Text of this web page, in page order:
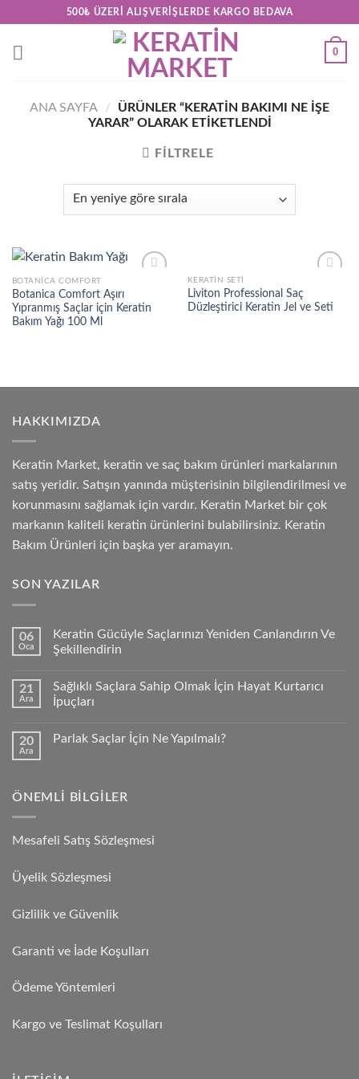
content
500₺ ÜZERI ALIŞVERIŞLERDE KARGO BEDAVA
0
ANA SAYFA /
ÜRÜNLER “KERATIN BAKIMI NE IŞE
YARAR” OLARAK ETIKETLENDI
FILTRELE
BOTANICA COMFORT
Botanica Comfort Aşırı
Yıpranmış Saçlar için Keratin
Bakım Yağı 100 Ml
KERATIN SETI
Liviton Professional Saç
Düzleştirici Keratin Jel ve Seti
HAKKIMIZDA
Keratin Market, keratin ve saç bakım ürünleri markalarının
satış yeridir. Satışın yanında müşterisinin bilgilendirilmesi ve
korunmasını sağlamak için vardır. Keratin Market bir çok
markanın kaliteli keratin ürünlerini bulabilirsiniz. Keratin
Bakım Ürünleri için başka yer aramayın.
SON YAZILAR
06
Oca
Keratin Gücüyle Saçlarınızı Yeniden Canlandırın Ve
Şekillendirin
21
Ara
Sağlıklı Saçlara Sahip Olmak İçin Hayat Kurtarıcı
İpuçları
20
Ara
Parlak Saçlar İçin Ne Yapılmalı?
ÖNEMLI BILGILER
Mesafeli Satış Sözleşmesi
Üyelik Sözleşmesi
Gizlilik ve Güvenlik
Garanti ve İade Koşulları
Ödeme Yöntemleri
Kargo ve Teslimat Koşulları